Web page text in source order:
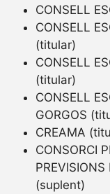
CONSELL
CONSELL
(titular)
CONSELL
(titular)
CONSELL
GORGOS
CREAMA
CONSORCI
(suplent)